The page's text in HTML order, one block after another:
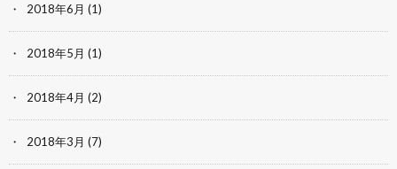
2018年6月 (1)
2018年5月 (1)
2018年4月 (2)
2018年3月 (7)